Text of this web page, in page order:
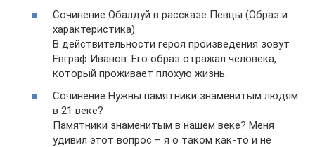
Сочинение Обалдуй в рассказе Певцы (Образ и
характеристика)
В действительности героя произведения зовут
Евграф Иванов. Его образ отражал человека,
который проживает плохую жизнь.
Сочинение Нужны памятники знаменитым людям
в 21 веке?
Памятники знаменитым в нашем веке? Меня
удивил этот вопрос – я о таком как-то и не